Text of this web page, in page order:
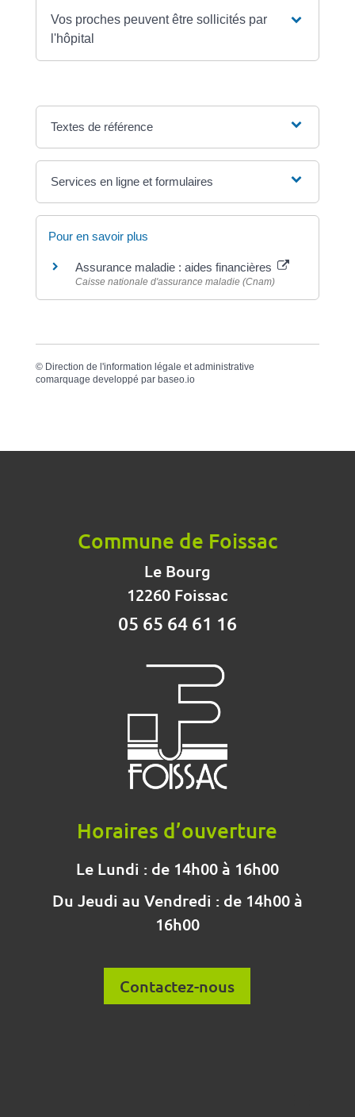
Vos proches peuvent être sollicités par
l'hôpital
Textes de référence
Services en ligne et formulaires
Pour en savoir plus
Assurance maladie : aides financières
Caisse nationale d'assurance maladie (Cnam)
© Direction de l'information légale et administrative
comarquage developpé par baseo.io
Commune de Foissac
Le Bourg
12260 Foissac
05 65 64 61 16
Horaires d’ouverture
Le Lundi : de 14h00 à 16h00
Du Jeudi au Vendredi : de 14h00 à
16h00
Contactez-nous